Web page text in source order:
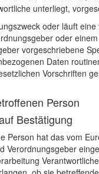
unterliegt,
oder läuft
oder
vorgeschriebene
Daten
Vorschriften
Person
Bestätigung
Person hat das vom
Verordnungsgeber